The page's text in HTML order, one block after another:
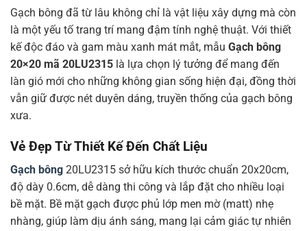
Gạch bông đã từ lâu không chỉ là vật liệu xây dựng mà còn
là một yếu tố trang trí mang đậm tính nghệ thuật. Với thiết
kế độc đáo và gam màu xanh mát mắt, mẫu Gạch bông
20×20 mã 20LU2315 là lựa chọn lý tưởng để mang đến
làn gió mới cho những không gian sống hiện đại, đồng thời
vẫn giữ được nét duyên dáng, truyền thống của gạch bông
xưa.
Vẻ Đẹp Từ Thiết Kế Đến Chất Liệu
Gạch bông 20LU2315 sở hữu kích thước chuẩn 20x20cm,
độ dày 0.6cm, dễ dàng thi công và lắp đặt cho nhiều loại
bề mặt. Bề mặt gạch được phủ lớp men mờ (matt) nhẹ
nhàng, giúp làm dịu ánh sáng, mang lại cảm giác tự nhiên